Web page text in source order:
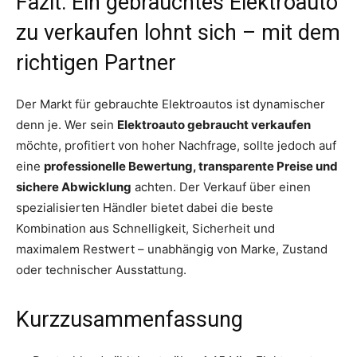
zu verkaufen lohnt sich – mit dem
richtigen Partner
Der Markt für gebrauchte Elektroautos ist dynamischer
denn je. Wer sein Elektroauto gebraucht verkaufen
möchte, profitiert von hoher Nachfrage, sollte jedoch auf
eine professionelle Bewertung, transparente Preise und
sichere Abwicklung achten. Der Verkauf über einen
spezialisierten Händler bietet dabei die beste
Kombination aus Schnelligkeit, Sicherheit und
maximalem Restwert – unabhängig von Marke, Zustand
oder technischer Ausstattung.
Kurzzusammenfassung